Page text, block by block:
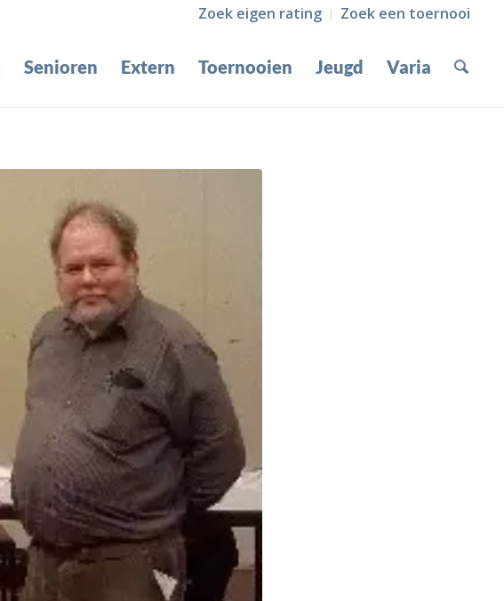
Zoek eigen rating Zoek een toernooi
Senioren Extern Toernooien Jeugd Varia